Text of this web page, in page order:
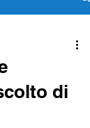
di